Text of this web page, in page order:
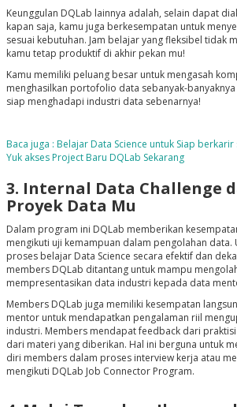
Keunggulan DQLab lainnya adalah, selain dapat
kapan saja, kamu juga berkesempatan untuk
sesuai kebutuhan. Jam belajar yang fleksibel tidak
kamu tetap produktif di akhir pekan mu!
Kamu memiliki peluang besar untuk mengasah
menghasilkan portofolio data sebanyak-banyaknya
siap menghadapi industri data sebenarnya!
Baca juga : Belajar Data Science untuk Siap
Yuk akses Project Baru DQLab Sekarang
3. Internal Data Challenge
Proyek Data Mu
Dalam program ini DQLab memberikan
mengikuti uji kemampuan dalam pengolahan
proses belajar Data Science secara efektif dan
members DQLab ditantang untuk mampu
mempresentasikan data industri kepada data
Members DQLab juga memiliki kesempatan
mentor untuk mendapatkan pengalaman riil
industri. Members mendapat feedback dari
dari materi yang diberikan. Hal ini berguna untuk
diri members dalam proses interview kerja atau
mengikuti DQLab Job Connector Program.